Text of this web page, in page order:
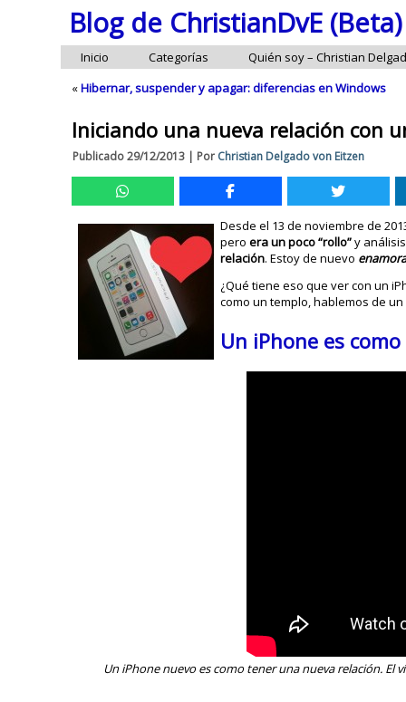
Blog de ChristianDvE (Beta)
Inicio Categorías
Quién soy – Christian
«Hibernar, suspender y apagar: diferencias en Windows
Iniciando una nueva relación con
Publicado29/12/2013 | Por Christian Delgado von Eitzen
Desde el 13 de noviembre de
peroera un poco “rollo”y
relación. Estoy de nuevo
¿Qué tiene eso que ver con un
como un templo, hablemos de
Un iPhone es
Un iPhone nuevo es como tener una nueva relación. El